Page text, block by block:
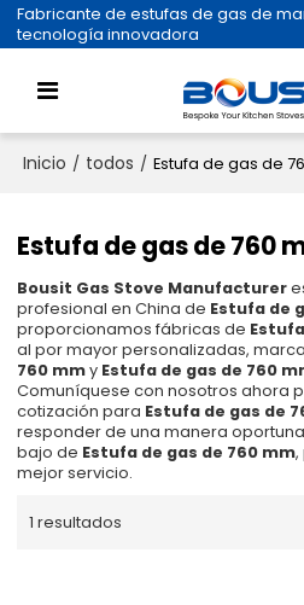
Fabricante de estufas de gas de
tecnología innovadora
Inicio / todos / Estufa de gas de
Estufa de gas de 760
Bousit Gas Stove Manufacturer
profesional en China de Estufa de
proporcionamos fábricas de
al por mayor personalizadas,
760 mmy Estufa de gas de 760
Comuníquese con nosotros ahora
cotización para Estufa de gas de
responder de una manera
bajo de Estufa de gas de 760 mm
mejor servicio.
1 resultados